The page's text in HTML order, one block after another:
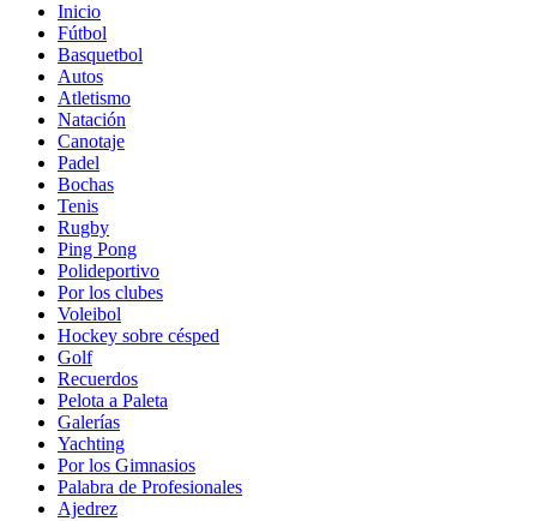
Inicio
Fútbol
Basquetbol
Autos
Atletismo
Natación
Canotaje
Padel
Bochas
Tenis
Rugby
Ping Pong
Polideportivo
Por los clubes
Voleibol
Hockey sobre césped
Golf
Recuerdos
Pelota a Paleta
Galerías
Yachting
Por los Gimnasios
Palabra de Profesionales
Ajedrez